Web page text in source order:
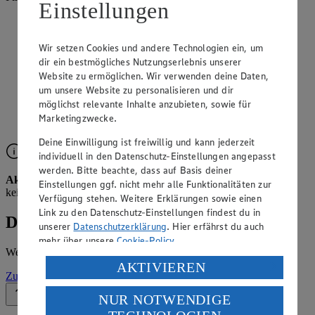
Angebote der Woche im Prospekt
ansehen
Siehe dir die Angebote der Woche deines Marktes im
digitalen Blätterkatalog an.
Prospekt 4091091 im Browser
Ansehen
Aktuell kein Prospekt verfügbar
Leider liegt für diese Woche
kein Prospekt vor.
Details zum Markt
Weitere Informationen – alles auf einem Blick.
Zur Marktseite
Zurück nach oben
Einstellungen
Wir setzen Cookies und andere Technologien ein, um
dir ein bestmögliches Nutzungserlebnis unserer
Website zu ermöglichen. Wir verwenden deine Daten,
um unsere Website zu personalisieren und dir
möglichst relevante Inhalte anzubieten, sowie für
Marketingzwecke.
Deine Einwilligung ist freiwillig und kann jederzeit
individuell in den Datenschutz-Einstellungen angepasst
werden. Bitte beachte, dass auf Basis deiner
Einstellungen ggf. nicht mehr alle Funktionalitäten zur
Verfügung stehen. Weitere Erklärungen sowie einen
Link zu den Datenschutz-Einstellungen findest du in
unserer Datenschutzerklärung. Hier erfährst du auch
mehr über unsereCookie-Policy.
Verarbeitung deiner personenbezogenen Daten in den
USA durch Facebook und YouTube:
Wenn du auf „Aktivieren“ klickst, willigst du im Sinne
AKTIVIEREN
NUR NOTWENDIGE